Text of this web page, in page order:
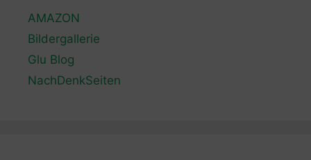
AMAZON
Bildergallerie
Glu Blog
NachDenkSeiten